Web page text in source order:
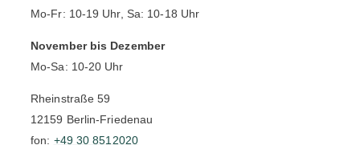
Mo-Fr: 10-19 Uhr, Sa: 10-18 Uhr
November bis Dezember
Mo-Sa: 10-20 Uhr
Rheinstraße 59
12159 Berlin-Friedenau
fon: +49 30 8512020